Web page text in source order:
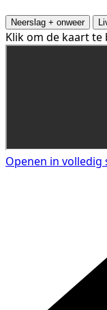
Neerslag + onweer
Klik om de kaart te
Openen in